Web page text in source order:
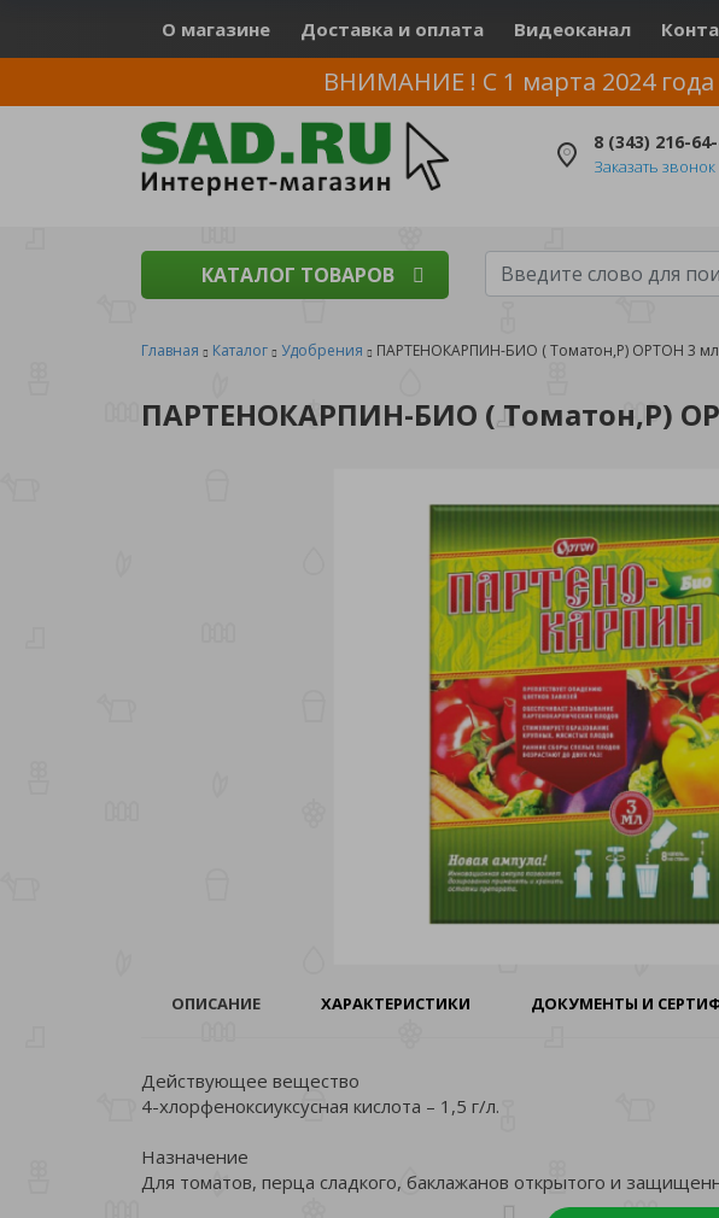
О магазине Доставка и оплата Видеоканал
ВНИМАНИЕ ! С 1 марта 2024
8 (343) 216-
Заказать звонок
КАТАЛОГ ТОВАРОВ
Главная Каталог Удобрения ПАРТЕНОКАРПИН-БИО ( Томатон,Р) ОРТОН 3
ПАРТЕНОКАРПИН-БИО ( Томатон,Р)
ОПИСАНИЕ ХАРАКТЕРИСТИКИ ДОКУМЕНТЫ И
Действующее вещество
4-хлорфеноксиуксусная кислота – 1,5 г/л.
Назначение
Для томатов, перца сладкого, баклажанов открытого и